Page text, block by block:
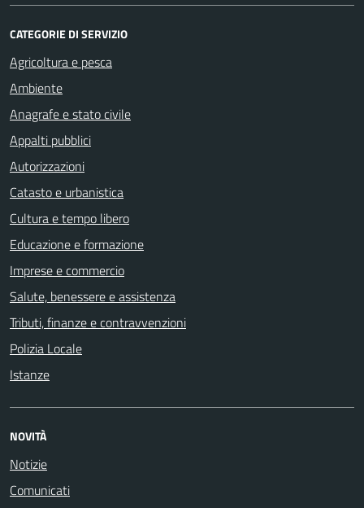
CATEGORIE DI SERVIZIO
Agricoltura e pesca
Ambiente
Anagrafe e stato civile
Appalti pubblici
Autorizzazioni
Catasto e urbanistica
Cultura e tempo libero
Educazione e formazione
Imprese e commercio
Salute, benessere e assistenza
Tributi, finanze e contravvenzioni
Polizia Locale
Istanze
NOVITÀ
Notizie
Comunicati